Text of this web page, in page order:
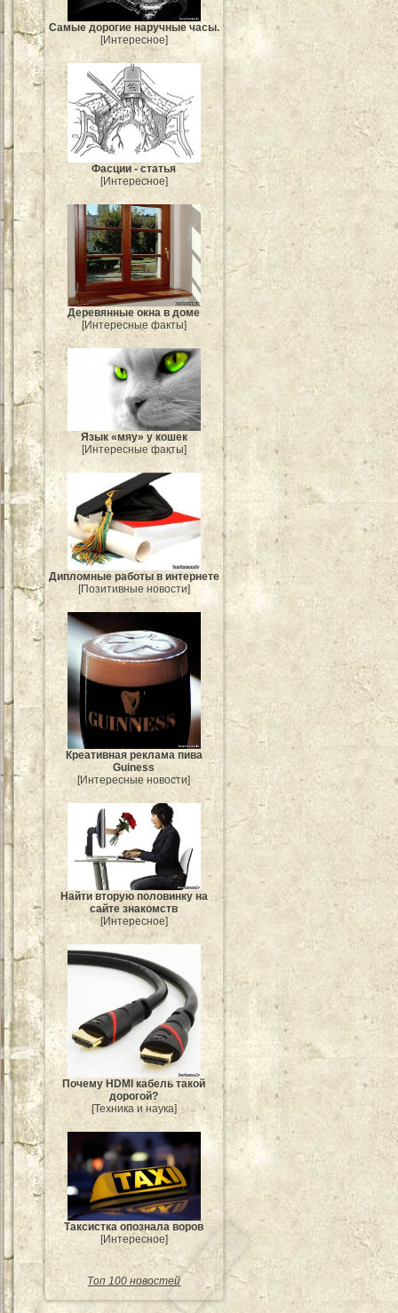
Самые дорогие наручные часы.
[Интересное]
Фасции - статья
[Интересное]
Деревянные окна в доме
[Интересные факты]
Язык «мяу» у кошек
[Интересные факты]
Дипломные работы в интернете
[Позитивные новости]
Креативная реклама пива
Guiness
[Интересные новости]
Найти вторую половинку на
сайте знакомств
[Интересное]
Почему HDMI кабель такой
дорогой?
[Техника и наука]
Таксистка опознала воров
[Интересное]
Топ 100 новостей